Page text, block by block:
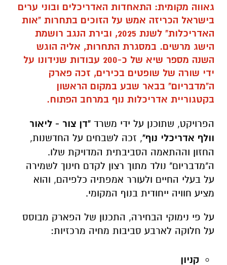
גאווה מקומית: התאחדות האדריכלים ובוני ערים
בישראל הכריזה אמש על הזוכים בתחרות "אות
האדריכלות" לשנת 2025, ובירת הנגב רושמת
הישג מרשים. במסגרת התחרות, אליה הוגש
השנה מספר שיא של כ-200 עבודות שנידונו על
ידי שורה של שופטים בכירים, זכה פארק
ה"מדבריום" בבאר שבע במקום הראשון
בקטגוריית אדריכלות נוף במרחב הפתוח.
הפרויקט, שתוכנן על ידי משרד "דן צור - ליאור
וולף אדריכלי נוף", זכה לשבחים על החדשנות,
החזון וההתאמה הסביבתית המדויקת שלו.
ה"מדבריום" נולד מתוך רצון לקדם חינוך לשמירה
על בעלי החיים ולעורר אמפתיה כלפיהם, והוא
מציע חוויה ייחודית בנוף המקומי.
על פי נימוקי הבחירה, התכנון של הפארק מבוסס
על חלוקה לארבע סביבות מחיה מרכזיות:
קניון